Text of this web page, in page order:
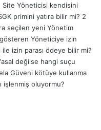
Yöneticisi kendisini
primini yatıra bilir mi? 2
seçilen yeni Yönetim
Yöneticiye izin
ile izin parası ödeye bilir mi?
değilse hangi suçu
Güveni kötüye kullanma
işlenmiş oluyormu?